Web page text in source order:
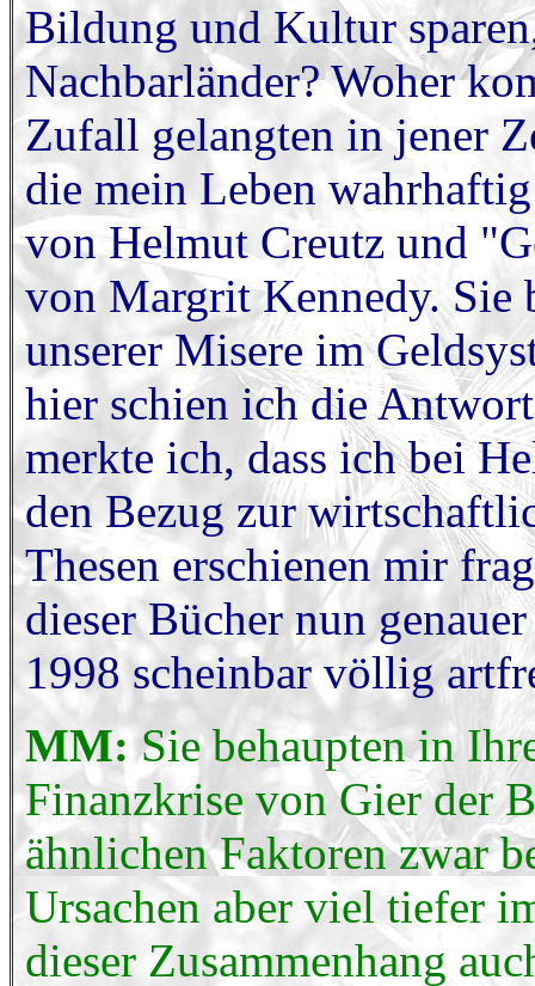
Bildung und Kultur
Nachbarländer? Woher
Zufall gelangten in jener
die mein Leben
von Helmut Creutz und
von Margrit Kennedy. Sie
unserer Misere im
hier schien ich die
merkte ich, dass ich bei
den Bezug zur
Thesen erschienen mir
dieser Bücher nun
1998 scheinbar völlig
MM:Sie behaupten in
Finanzkrise von Gier der
ähnlichen Faktoren zwar
Ursachen aber viel tiefer
dieser Zusammenhang